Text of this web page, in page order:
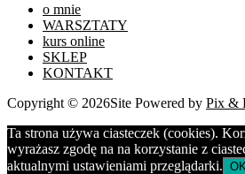
o mnie
WARSZTATY
kurs online
SKLEP
KONTAKT
Copyright © 2026Site Powered by Pix &
Ta strona używa ciasteczek (cookies).
wyrażasz zgodę na na korzystanie z
aktualnymi ustawieniami przeglądarki. OK